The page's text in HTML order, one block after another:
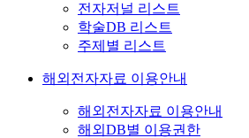
전자저널 리스트
학술DB 리스트
주제별 리스트
해외전자자료 이용안내
해외전자자료 이용안내
해외DB별 이용권한